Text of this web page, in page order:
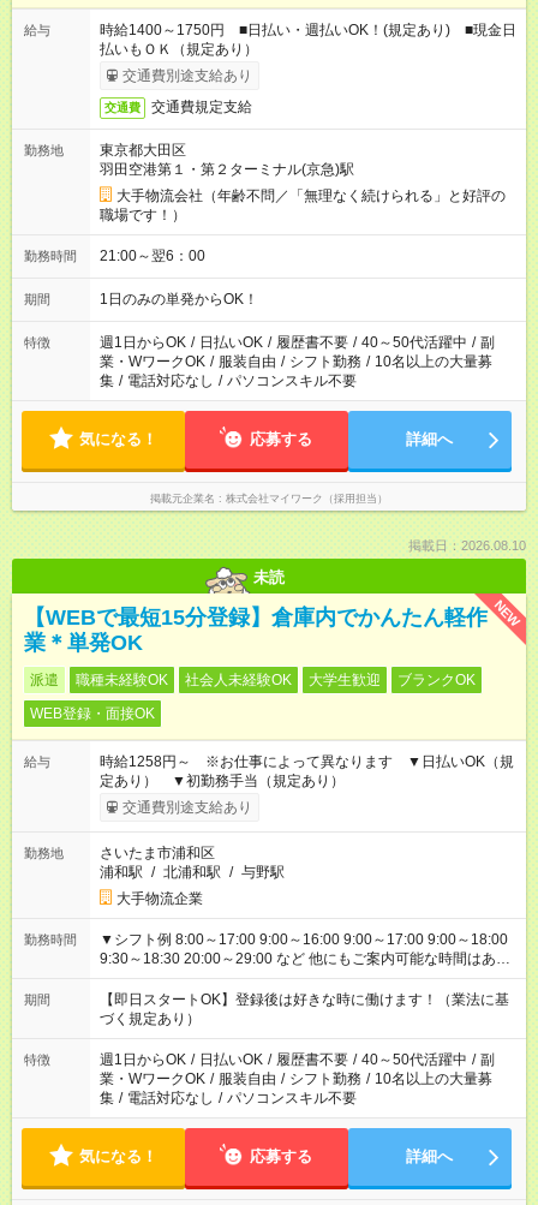
給与
時給1400～1750円 ■日払い・週払いOK！(規定あり) ■現金日
払いもＯＫ（規定あり）
交通費別途支給あり
交通費 交通費規定支給
勤務地
東京都大田区
羽田空港第１・第２ターミナル(京急)駅
大手物流会社（年齢不問／「無理なく続けられる」と好評の
職場です！）
勤務時間 21:00～翌6：00
期間 1日のみの単発からOK！
特徴 週1日からOK / 日払いOK / 履歴書不要 / 40～50代活躍中 / 副
業・WワークOK / 服装自由 / シフト勤務 / 10名以上の大量募
集 / 電話対応なし / パソコンスキル不要
気になる！ 応募する 詳細へ
掲載元企業名 株式会社マイワーク（採用担当）
掲載日：2026.08.10
未読
NEW
【WEBで最短15分登録】倉庫内でかんたん軽作
業＊単発OK
派遣 職種未経験OK 社会人未経験OK 大学生歓迎
ブランクOK
WEB登録・面接OK
給与
時給1258円～ ※お仕事によって異なります ▼日払いOK（規
定あり） ▼初勤務手当（規定あり）
交通費別途支給あり
勤務地
さいたま市浦和区
浦和駅 / 北浦和駅 / 与野駅
大手物流企業
勤務時間
▼シフト例 8:00～17:00 9:00～16:00 9:00～17:00 9:00～18:00
9:30～18:30 20:00～29:00 など 他にもご案内可能な時間はあり
ます！ ご希望の勤務時間を教えてください＾＾
期間
【即日スタートOK】登録後は好きな時に働けます！（業法に基
づく規定あり）
特徴 週1日からOK / 日払いOK / 履歴書不要 / 40～50代活躍中 / 副
業・WワークOK / 服装自由 / シフト勤務 / 10名以上の大量募
集 / 電話対応なし / パソコンスキル不要
気になる！ 応募する 詳細へ